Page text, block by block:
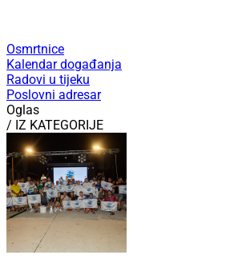
Osmrtnice
Kalendar događanja
Radovi u tijeku
Poslovni adresar
Oglas
/ IZ KATEGORIJE